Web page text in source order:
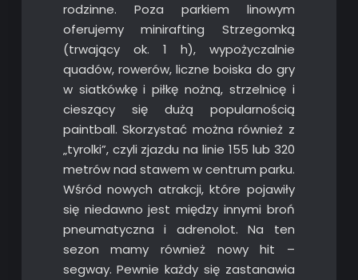
rodzinne. Poza parkiem linowym
oferujemy minirafting Strzegomką
(trwający ok. 1 h), wypożyczalnie
quadów, rowerów, liczne boiska do gry
w siatkówkę i piłkę nożną, strzelnicę i
cieszący się dużą popularnością
paintball. Skorzystać można również z
„tyrolki”, czyli zjazdu na linie 155 lub 320
metrów nad stawem w centrum parku.
Wśród nowych atrakcji, które pojawiły
się niedawno jest między innymi broń
pneumatyczna i adrenolot. Na ten
sezon mamy również nowy hit –
segway. Pewnie każdy się zastanawia